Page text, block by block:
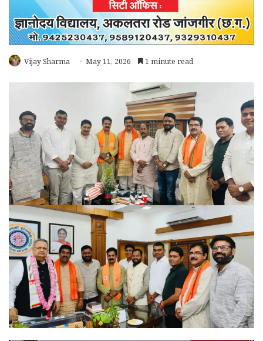
Vijay Sharma May 11, 2026 1 minute read